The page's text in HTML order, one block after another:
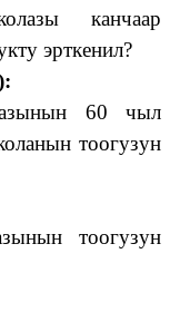
канчаар
эрткенил?
60 чыл
тоогузун
тоогузун